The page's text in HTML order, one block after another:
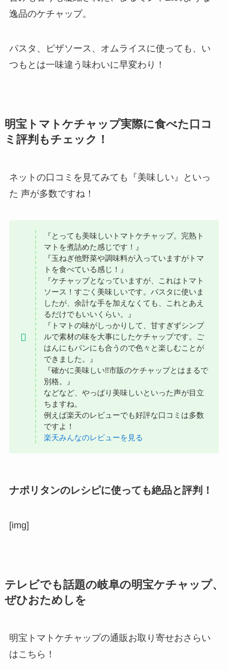
逸品のケチャップ。
パスタ、ピザソース、オムライスに使っても、い
つもとは一味違う味わいに早変わり！
明宝トマトケチャップ実際に食べた口コ
ミ評判もチェック！
ネットの口コミを見てみても『美味しい』といっ
た 声が多数ですね！
『とっても美味しいトマトケチャップ。完熟ト
マトを煮詰めた感じです！』
『玉ねぎ他野菜や調味料が入っていますがトマ
トを食べている感じ！』
『ケチャップとなっていますが、これはトマト
ソース！すごく美味しいです。パスタに使いま
したが、余計な手を加えなくても、これとあえ
るだけでもいいくらい。』
『トマトの味がしっかりして、甘すぎずシンプ
ルで素材の味を大事にしたケチャップです。ご
はんにもパンにも合うので色々と楽しむことが
できました。』
『確かに美味しい!!市販のケチャップとはまるで
別格。』
などなど、やっぱり美味しいといった声が目立
ちますね。
例えば楽天のレビューでも好評な口コミは多数
ですよ！
楽天みんなのレビューを見る
ナポリタンのレシピに使っても絶品と評判！
[img]
テレビでも話題の岐阜の明宝ケチャップ、
ぜひおためしを
明宝トマトケチャップの通販お取り寄せおさらい
はこちら！